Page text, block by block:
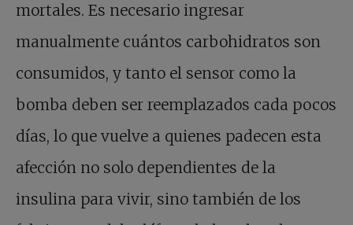
mortales. Es necesario ingresar
manualmente cuántos carbohidratos son
consumidos, y tanto el sensor como la
bomba deben ser reemplazados cada pocos
días, lo que vuelve a quienes padecen esta
afección no solo dependientes de la
insulina para vivir, sino también de los